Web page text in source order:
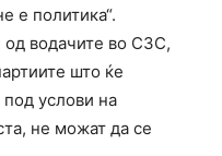
е политика“.
од водачите во СЗС,
што ќе
под услови на
не можат да се